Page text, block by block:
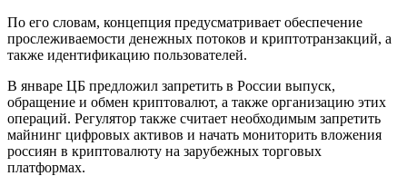
По его словам, концепция предусматривает обеспечение
прослеживаемости денежных потоков и криптотранзакций, а
также идентификацию пользователей.
В январе ЦБ предложил запретить в России выпуск,
обращение и обмен криптовалют, а также организацию этих
операций. Регулятор также считает необходимым запретить
майнинг цифровых активов и начать мониторить вложения
россиян в криптовалюту на зарубежных торговых
платформах.